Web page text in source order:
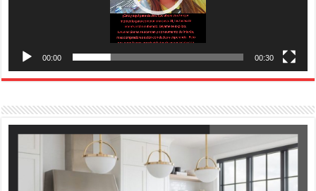
00:00 00:30